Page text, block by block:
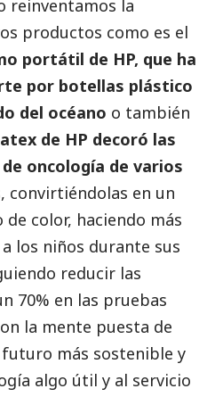
reinventamos la
productos como es el
portátil de HP, que ha
por botellas plástico
del océano o también
de HP decoró las
oncología de varios
convirtiéndolas en un
color, haciendo más
los niños durante sus
reducir las
70% en las pruebas
la mente puesta de
más sostenible y
algo útil y al servicio